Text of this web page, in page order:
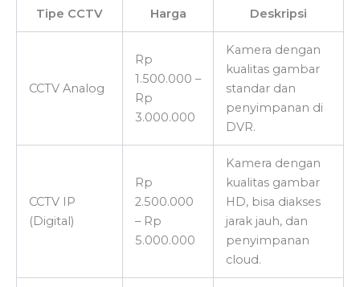
Tipe CCTV Harga Deskripsi
CCTV Analog
Rp
1.500.000 –
Rp
3.000.000
Kamera dengan
kualitas gambar
standar dan
penyimpanan di
DVR.
CCTV IP
(Digital)
Rp
2.500.000
– Rp
5.000.000
Kamera dengan
kualitas gambar
HD, bisa diakses
jarak jauh, dan
penyimpanan
cloud.